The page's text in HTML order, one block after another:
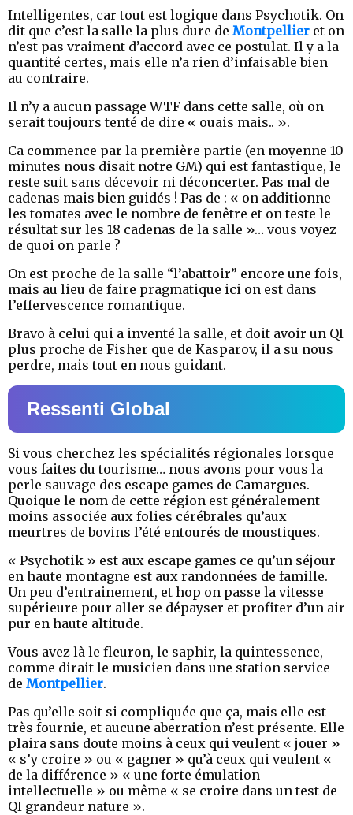
Intelligentes, car tout est logique dans Psychotik. On
dit que c’est la salle la plus dure de Montpellier et on
n’est pas vraiment d’accord avec ce postulat. Il y a la
quantité certes, mais elle n’a rien d’infaisable bien
au contraire.
Il n’y a aucun passage WTF dans cette salle, où on
serait toujours tenté de dire « ouais mais.. ».
Ca commence par la première partie (en moyenne 10
minutes nous disait notre GM) qui est fantastique, le
reste suit sans décevoir ni déconcerter. Pas mal de
cadenas mais bien guidés ! Pas de : « on additionne
les tomates avec le nombre de fenêtre et on teste le
résultat sur les 18 cadenas de la salle »… vous voyez
de quoi on parle ?
On est proche de la salle “l’abattoir” encore une fois,
mais au lieu de faire pragmatique ici on est dans
l’effervescence romantique.
Bravo à celui qui a inventé la salle, et doit avoir un QI
plus proche de Fisher que de Kasparov, il a su nous
perdre, mais tout en nous guidant.
Ressenti Global
Si vous cherchez les spécialités régionales lorsque
vous faites du tourisme… nous avons pour vous la
perle sauvage des escape games de Camargues.
Quoique le nom de cette région est généralement
moins associée aux folies cérébrales qu’aux
meurtres de bovins l’été entourés de moustiques.
« Psychotik » est aux escape games ce qu’un séjour
en haute montagne est aux randonnées de famille.
Un peu d’entrainement, et hop on passe la vitesse
supérieure pour aller se dépayser et profiter d’un air
pur en haute altitude.
Vous avez là le fleuron, le saphir, la quintessence,
comme dirait le musicien dans une station service
de Montpellier.
Pas qu’elle soit si compliquée que ça, mais elle est
très fournie, et aucune aberration n’est présente. Elle
plaira sans doute moins à ceux qui veulent « jouer »
« s’y croire » ou « gagner » qu’à ceux qui veulent «
de la différence » « une forte émulation
intellectuelle » ou même « se croire dans un test de
QI grandeur nature ».